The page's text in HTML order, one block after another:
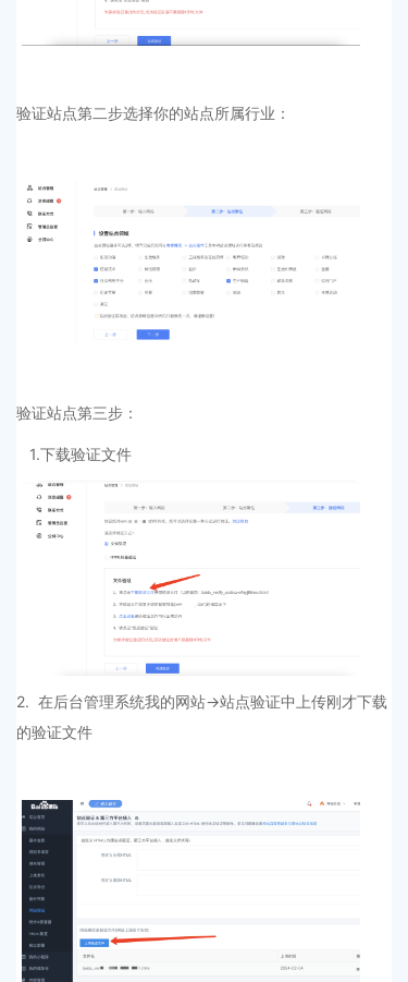
验证站点第二步选择你的站点所属行业：
验证站点第三步：
1.下载验证文件
2. 在后台管理系统我的网站->站点验证中上传刚才下载
的验证文件